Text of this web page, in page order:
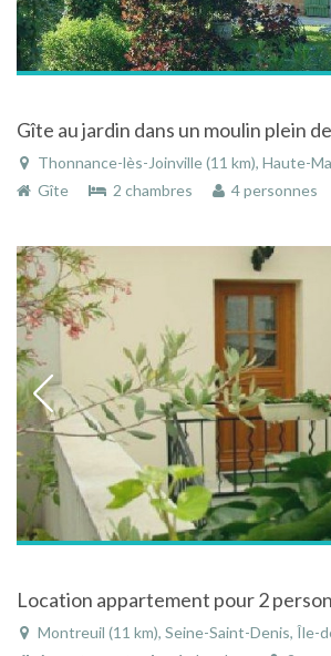
Thonnance-lès-Joinville (11 km), Haute-Marne,
Gîte
2 chambres 4 personnes
Montreuil (11 km), Seine-Saint-Denis, Île-